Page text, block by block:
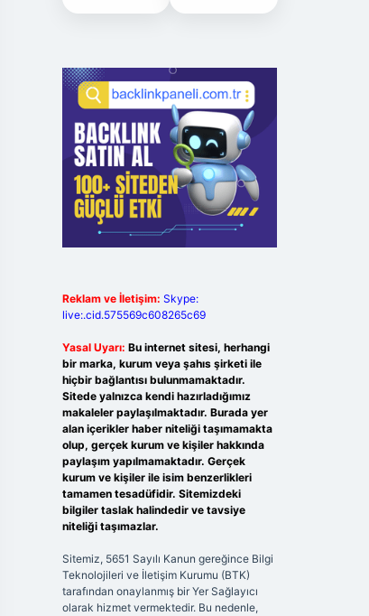
Reklam ve İletişim: Skype:
live:.cid.575569c608265c69
Yasal Uyarı: Bu internet sitesi, herhangi
bir marka, kurum veya şahıs şirketi ile
hiçbir bağlantısı bulunmamaktadır.
Sitede yalnızca kendi hazırladığımız
makaleler paylaşılmaktadır. Burada yer
alan içerikler haber niteliği taşımamakta
olup, gerçek kurum ve kişiler hakkında
paylaşım yapılmamaktadır. Gerçek
kurum ve kişiler ile isim benzerlikleri
tamamen tesadüfidir. Sitemizdeki
bilgiler taslak halindedir ve tavsiye
niteliği taşımazlar.
Sitemiz, 5651 Sayılı Kanun gereğince Bilgi
Teknolojileri ve İletişim Kurumu (BTK)
tarafından onaylanmış bir Yer Sağlayıcı
olarak hizmet vermektedir. Bu nedenle,